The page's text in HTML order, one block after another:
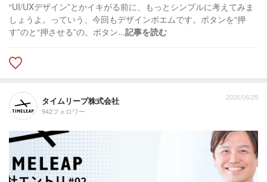
“UI/UXデザイン”とかイキがる前に、もっとシンプルに考えてみま
しょうよ。っていう、今回もデザインポエムです。ボタンを“押
す”のと“押させる”の。ボタン...記事を読む
タイムリープ株式会社
942フォロワー
2026/06/29